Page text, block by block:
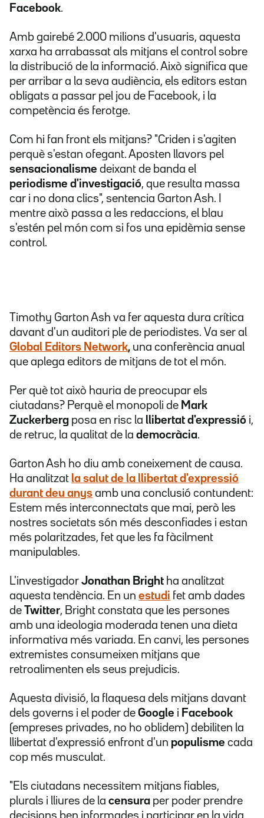
Facebook.
Amb gairebé 2.000 milions d'usuaris, aquesta
xarxa ha arrabassat als mitjans el control sobre
la distribució de la informació. Això significa que
per arribar a la seva audiència, els editors estan
obligats a passar pel jou de Facebook, i la
competència és ferotge.
Com hi fan front els mitjans? "Criden i s'agiten
perquè s'estan ofegant. Aposten llavors pel
sensacionalisme deixant de banda el
periodisme d'investigació, que resulta massa
car i no dona clics", sentencia Garton Ash. I
mentre això passa a les redaccions, el blau
s'estén pel món com si fos una epidèmia sense
control.
Timothy Garton Ash va fer aquesta dura crítica
davant d'un auditori ple de periodistes. Va ser al
Global Editors Network, una conferència anual
que aplega editors de mitjans de tot el món.
Per què tot això hauria de preocupar els
ciutadans? Perquè el monopoli de Mark
Zuckerberg posa en risc la llibertat d'expressió i,
de retruc, la qualitat de la democràcia.
Garton Ash ho diu amb coneixement de causa.
Ha analitzat la salut de la llibertat d'expressió
durant deu anys amb una conclusió contundent:
Estem més interconnectats que mai, però les
nostres societats són més desconfiades i estan
més polaritzades, fet que les fa fàcilment
manipulables.
L'investigador Jonathan Bright ha analitzat
aquesta tendència. En un estudi fet amb dades
de Twitter, Bright constata que les persones
amb una ideologia moderada tenen una dieta
informativa més variada. En canvi, les persones
extremistes consumeixen mitjans que
retroalimenten els seus prejudicis.
Aquesta divisió, la flaquesa dels mitjans davant
dels governs i el poder de Google i Facebook
(empreses privades, no ho oblidem) debiliten la
llibertat d'expressió enfront d'un populisme cada
cop més musculat.
"Els ciutadans necessitem mitjans fiables,
plurals i lliures de la censura per poder prendre
decisions ben informades i participar en la vida